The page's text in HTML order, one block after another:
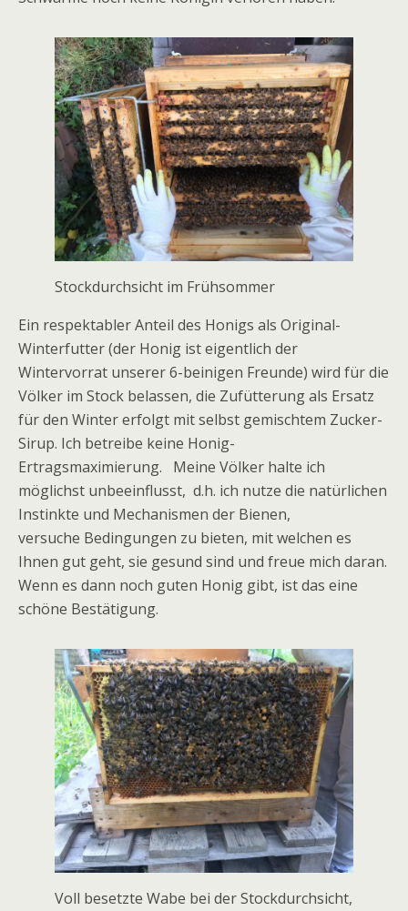
Stockdurchsicht‌ ‌im‌ ‌Frühsommer‌ ‌
Ein‌ ‌respektabler‌ ‌Anteil‌ ‌des‌ ‌Honigs‌ ‌als‌ ‌Original-
Winterfutter‌ ‌(der‌ ‌Honig‌ ‌ist‌ ‌eigentlich‌ ‌der‌
‌Wintervorrat‌ ‌unserer‌ ‌6-beinigen‌ ‌Freunde)‌ ‌wird‌ ‌für‌ ‌die‌
‌Völker‌ ‌im‌ ‌Stock‌ ‌belassen,‌ ‌die‌ ‌Zufütterung‌ ‌als‌ ‌Ersatz‌
‌für‌ ‌den‌ ‌Winter‌ ‌erfolgt‌ ‌mit‌ ‌selbst‌ ‌gemischtem‌ ‌Zucker-
Sirup.‌ ‌Ich ‌betreibe‌ ‌keine‌ ‌Honig-
Ertragsmaximierung.‌ ‌ ‌ ‌‌Meine Völker‌ ‌halte ich
möglichst unbeeinflusst, ‌ ‌d.h.‌ ‌ich ‌nutze ‌die‌ ‌natürlichen‌
‌Instinkte‌ ‌und‌ ‌Mechanismen‌ ‌der‌ ‌Bienen,‌
versuche ‌Bedingungen‌ ‌zu‌ ‌bieten,‌ ‌mit‌ ‌welchen‌ ‌es‌
‌Ihnen‌ ‌gut‌ ‌geht,‌ ‌sie‌ ‌gesund‌ ‌sind‌ ‌und‌ ‌freue mich ‌daran.‌
‌Wenn‌ ‌es‌ ‌dann‌ ‌noch‌ ‌guten‌ ‌Honig‌ ‌gibt,‌ ‌ist‌ ‌das‌ ‌eine‌
‌schöne‌ ‌Bestätigung.‌ ‌ ‌ ‌ ‌ ‌
Voll‌ ‌besetzte‌ ‌Wabe‌ ‌bei‌ ‌der‌ ‌Stockdurchsicht,‌